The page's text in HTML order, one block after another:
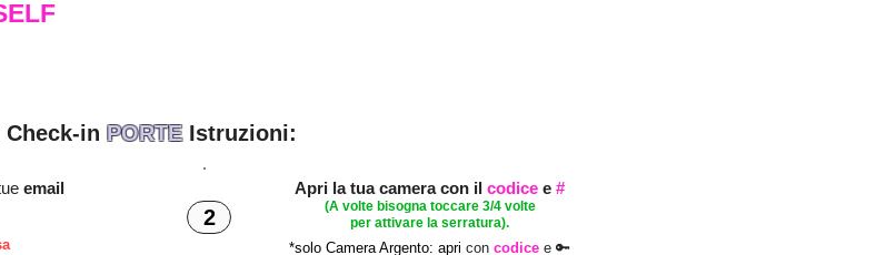
Check-in PORTEIstruzioni:
email
2
Apri la tua camera con il codice e #
(A voltebisogna toccare 3/4 volte
per attivare la serratura).
*solo Camera Argento: apri con codice e 🔑